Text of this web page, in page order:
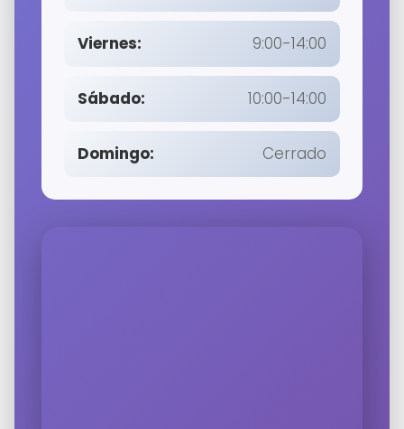
Viernes: 9:00-14:00
Sábado: 10:00-14:00
Domingo: Cerrado